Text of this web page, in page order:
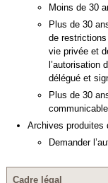
Moins de 30
Plus de 30
de
vie privée et
l’autorisation
délégué et
Plus de 30
Archives produites
Demander
Cadre légal